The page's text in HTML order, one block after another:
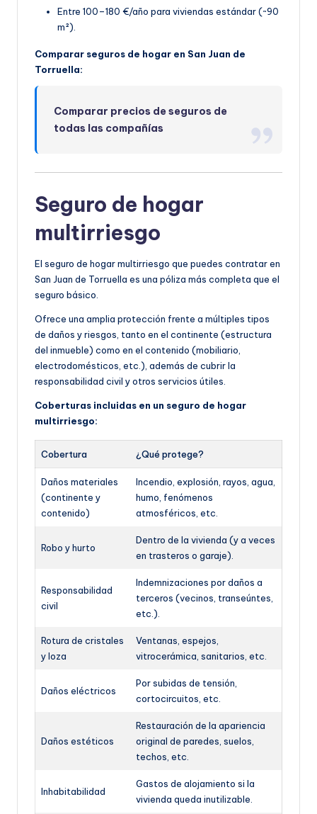
Entre 100–180 €/año para viviendas estándar (~90
m²).
Comparar seguros de hogar en San Juan de
Torruella:
Comparar precios de seguros de
todas las compañías
Seguro de hogar
multirriesgo
El seguro de hogar multirriesgo que puedes contratar en
San Juan de Torruella es una póliza más completa que el
seguro básico.
Ofrece una amplia protección frente a múltiples tipos
de daños y riesgos, tanto en el continente (estructura
del inmueble) como en el contenido (mobiliario,
electrodomésticos, etc.), además de cubrir la
responsabilidad civil y otros servicios útiles.
Coberturas incluidas en un seguro de hogar
multirriesgo:
Cobertura ¿Qué protege?
Daños materiales
(continente y
contenido)
Incendio, explosión, rayos, agua,
humo, fenómenos
atmosféricos, etc.
Robo y hurto
Dentro de la vivienda (y a veces
en trasteros o garaje).
Responsabilidad
civil
Indemnizaciones por daños a
terceros (vecinos, transeúntes,
etc.).
Rotura de cristales
y loza
Ventanas, espejos,
vitrocerámica, sanitarios, etc.
Daños eléctricos
Por subidas de tensión,
cortocircuitos, etc.
Daños estéticos
Restauración de la apariencia
original de paredes, suelos,
techos, etc.
Inhabitabilidad
Gastos de alojamiento si la
vivienda queda inutilizable.